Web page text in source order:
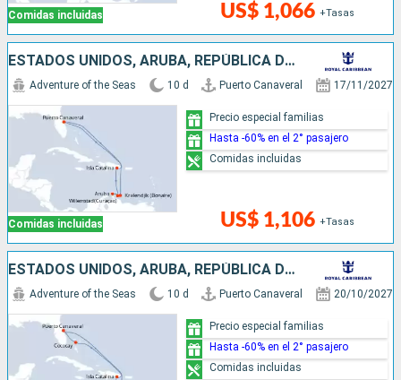
Comidas incluidas US$ 1,066 +Tasas
ESTADOS UNIDOS, ARUBA, REPÚBLICA DOMINICANA
Comidas incluidas
Adventure of the Seas 10 d Puerto Canaveral 17/11/2027
US$ 1,106 +Tasas
Precio especial familias
Hasta -60% en el 2° pasajero
Comidas incluidas
ESTADOS UNIDOS, ARUBA, REPÚBLICA DOMINICANA, BAHAMAS
Adventure of the Seas 10 d Puerto Canaveral 20/10/2027
Precio especial familias
Hasta -60% en el 2° pasajero
Comidas incluidas